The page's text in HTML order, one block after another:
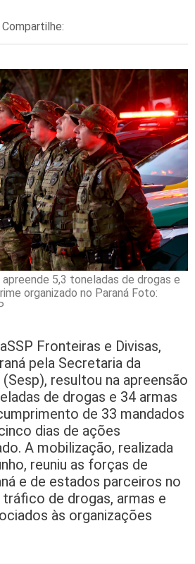
Compartilhe:
5,3 toneladas de drogas e
organizado no Paraná Foto:
Fronteiras e Divisas,
pela Secretaria da
resultou na apreensão
de drogas e 34 armas
de 33 mandados
dias de ações
A mobilização, realizada
reuniu as forças de
e de estados parceiros no
de drogas, armas e
às organizações